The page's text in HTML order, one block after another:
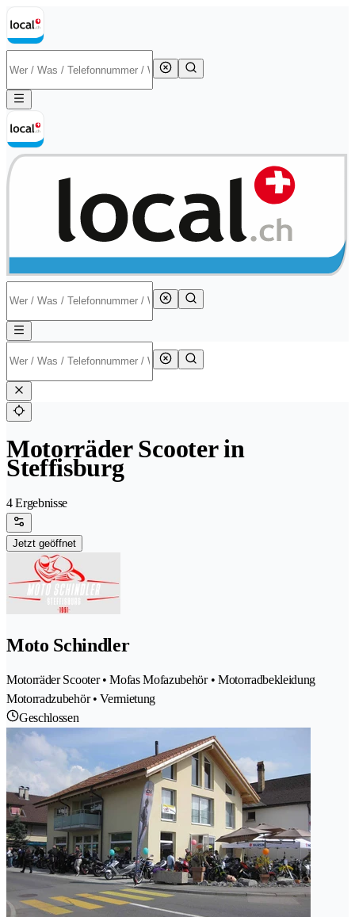
Motorräder Scooter in
Steffisburg
4 Ergebnisse
Jetzt geöffnet
Moto Schindler
Motorräder Scooter • Mofas Mofazubehör • Motorradbekleidung
Motorradzubehör • Vermietung
Geschlossen